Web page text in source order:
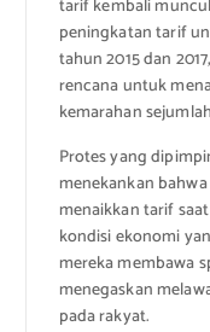
tarif kembali
peningkatan tarif
tahun 2015 dan
rencana untuk
kemarahan
Protes yang
menekankan
menaikkan tarif
kondisi ekonomi
mereka membawa
menegaskan
pada rakyat.